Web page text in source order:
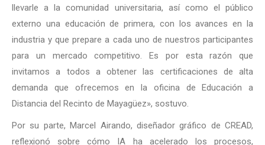
llevarle a la comunidad universitaria, así como el público
externo una educación de primera, con los avances en la
industria y que prepare a cada uno de nuestros participantes
para un mercado competitivo. Es por esta razón que
invitamos a todos a obtener las certificaciones de alta
demanda que ofrecemos en la oficina de Educación a
Distancia del Recinto de Mayagüez», sostuvo.
Por su parte, Marcel Airando, diseñador gráfico de CREAD,
reflexionó sobre cómo IA ha acelerado los procesos,